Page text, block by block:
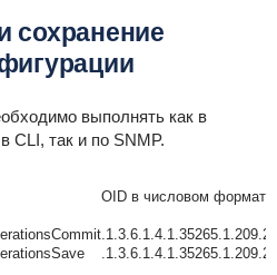
сохранение
выполнять как в
CLI, так и по SNMP.
OID в числовом формате